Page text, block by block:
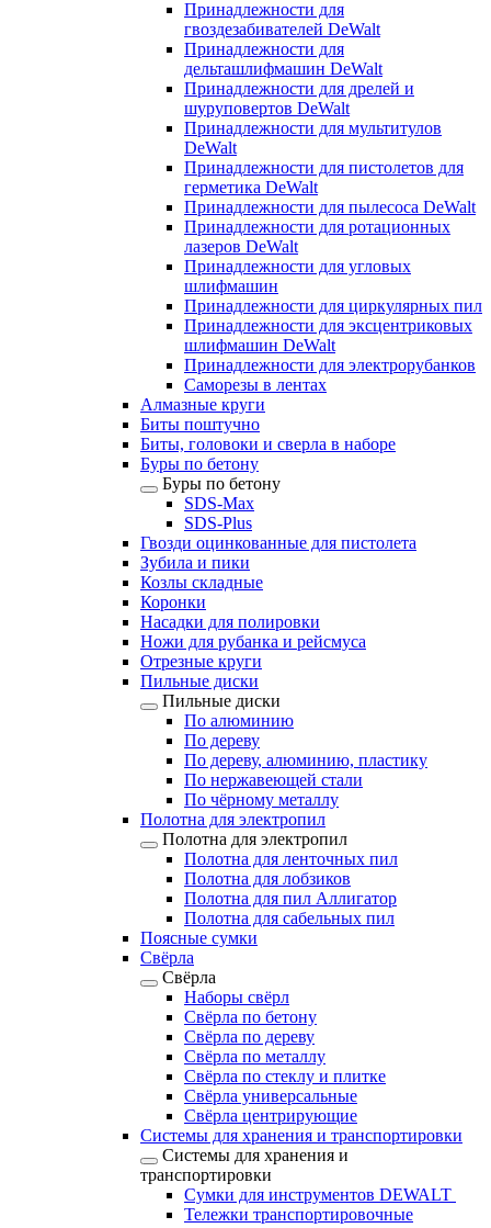
Принадлежности для
гвоздезабивателей DeWalt
Принадлежности для
дельташлифмашин DeWalt
Принадлежности для дрелей и
шуруповертов DeWalt
Принадлежности для мультитулов
DeWalt
Принадлежности для пистолетов для
герметика DeWalt
Принадлежности для пылесоса DeWalt
Принадлежности для ротационных
лазеров DeWalt
Принадлежности для угловых
шлифмашин
Принадлежности для циркулярных пил
Принадлежности для эксцентриковых
шлифмашин DeWalt
Принадлежности для электрорубанков
Саморезы в лентах
Алмазные круги
Биты поштучно
Биты, головоки и сверла в наборе
Буры по бетону
Буры по бетону
SDS-Max
SDS-Plus
Гвозди оцинкованные для пистолета
Зубила и пики
Козлы складные
Коронки
Насадки для полировки
Ножи для рубанка и рейсмуса
Отрезные круги
Пильные диски
Пильные диски
По алюминию
По дереву
По дереву, алюминию, пластику
По нержавеющей стали
По чёрному металлу
Полотна для электропил
Полотна для электропил
Полотна для ленточных пил
Полотна для лобзиков
Полотна для пил Аллигатор
Полотна для сабельных пил
Поясные сумки
Свёрла
Свёрла
Наборы свёрл
Свёрла по бетону
Свёрла по дереву
Свёрла по металлу
Свёрла по стеклу и плитке
Свёрла универсальные
Свёрла центрирующие
Системы для хранения и транспортировки
Системы для хранения и
транспортировки
Сумки для инструментов DEWALT
Тележки транспортировочные